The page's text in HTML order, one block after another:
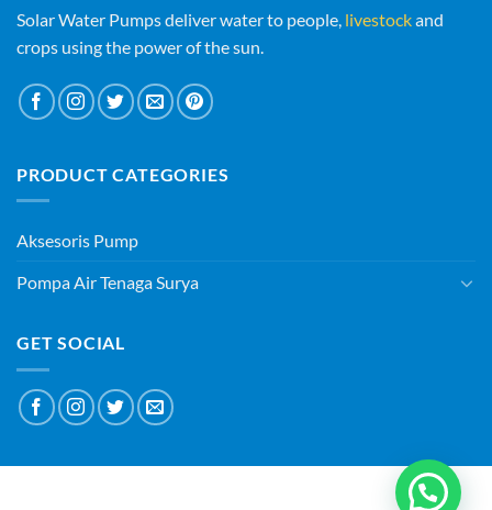
Solar Water Pumps deliver water to people, livestockand
crops using the power of the sun.
PRODUCT CATEGORIES
Aksesoris Pump
Pompa Air Tenaga Surya
GET SOCIAL